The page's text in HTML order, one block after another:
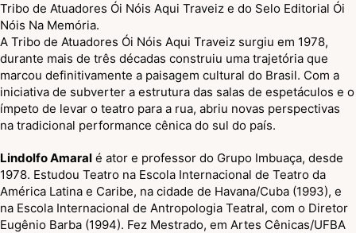
Tribo de Atuadores Ói Nóis Aqui Traveiz e do Selo Editorial Ói
Nóis Na Memória.
A Tribo de Atuadores Ói Nóis Aqui Traveiz surgiu em 1978,
durante mais de três décadas construiu uma trajetória que
marcou definitivamente a paisagem cultural do Brasil. Com a
iniciativa de subverter a estrutura das salas de espetáculos e o
ímpeto de levar o teatro para a rua, abriu novas perspectivas
na tradicional performance cênica do sul do país.
Lindolfo Amaral é ator e professor do Grupo Imbuaça, desde
1978. Estudou Teatro na Escola Internacional de Teatro da
América Latina e Caribe, na cidade de Havana/Cuba (1993), e
na Escola Internacional de Antropologia Teatral, com o Diretor
Eugênio Barba (1994). Fez Mestrado, em Artes Cênicas/UFBA